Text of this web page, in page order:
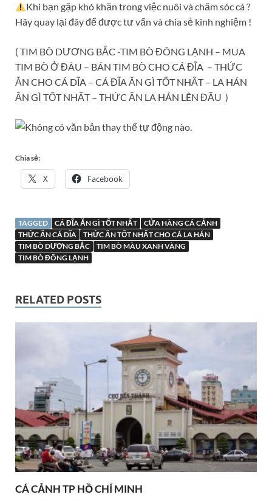
Khi bạn gặp khó khăn trong việc nuôi và chăm sóc cá ?
Hãy quay lại đây để được tư vấn và chia sẻ kinh nghiệm !
( TIM BÒ DƯƠNG BẮC -TIM BÒ ĐÔNG LẠNH – MUA
TIM BÒ Ở ĐÂU – BÁN TIM BÒ CHO CÁ ĐĨA – THỨC
ĂN CHO CÁ DĨA – CÁ ĐĨA ĂN GÌ TỐT NHẤT – LA HÁN
ĂN GÌ TỐT NHẤT – THỨC ĂN LA HÁN LÊN ĐẦU )
Chia sẻ:
X Facebook
TAGGED CÁ ĐĨA ĂN GÌ TỐT NHẤT
CỬA HÀNG CÁ CẢNH
THỨC ĂN CÁ DĨA
THỨC ĂN TỐT NHẤT CHO CÁ LA HÁN
TIM BÒ DƯƠNG BẮC
TIM BÒ MÀU XANH VÀNG
TIM BÒ ĐÔNG LẠNH
RELATED POSTS
CÁ CẢNH TP HỒ CHÍ MINH